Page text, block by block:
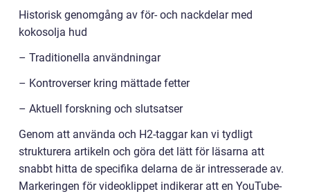
Historisk genomgång av för- och nackdelar med
kokosolja hud
– Traditionella användningar
– Kontroverser kring mättade fetter
– Aktuell forskning och slutsatser
Genom att använda och H2-taggar kan vi tydligt
strukturera artikeln och göra det lätt för läsarna att
snabbt hitta de specifika delarna de är intresserade av.
Markeringen för videoklippet indikerar att en YouTube-